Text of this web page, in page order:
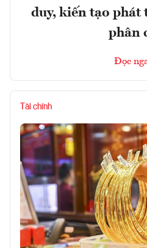
duy, kiến tạo phát
phân
Đọc
Tài chính